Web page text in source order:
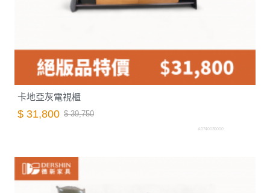
卡地亞灰電視櫃
$ 31,800 $ 39,750
A0740030000